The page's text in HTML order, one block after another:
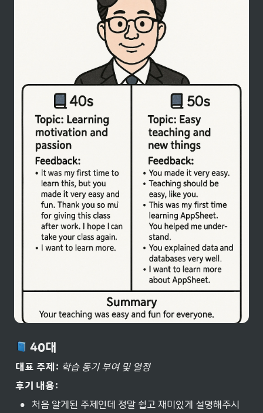
40대
대표 주제: 학습 동기 부여 및 열정
후기 내용:
•
처음 알게된 주제인데 정말 쉽고 재미있게 설명해주시